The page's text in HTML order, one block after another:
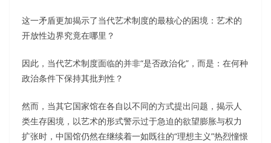
这一矛盾更加揭示了当代艺术制度的最核心的困境：艺术的
开放性边界究竟在哪里？
因此，当代艺术制度面临的并非“是否政治化”，而是：在何种
政治条件下保持其批判性？
然而，当其它国家馆在各自以不同的方式提出问题，揭示人
类生存困境，以艺术的形式警示过于急迫的欲望膨胀与权力
扩张时，中国馆仍然在继续着一如既往的“理想主义”热烈憧憬